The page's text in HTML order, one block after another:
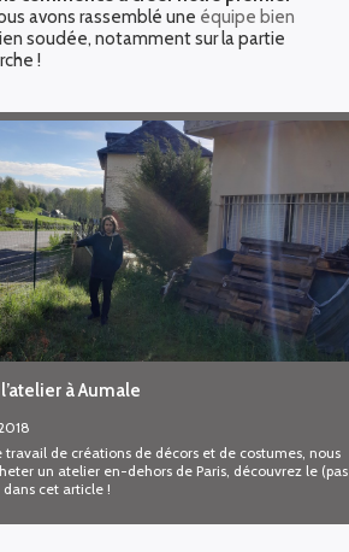
avons rassemblé une équipe bien
soudée, notamment sur la partie
!
à Aumale
travail de créations de décors et de costumes, nous
un atelier en-dehors de Paris, découvrez le (pas
cet article !